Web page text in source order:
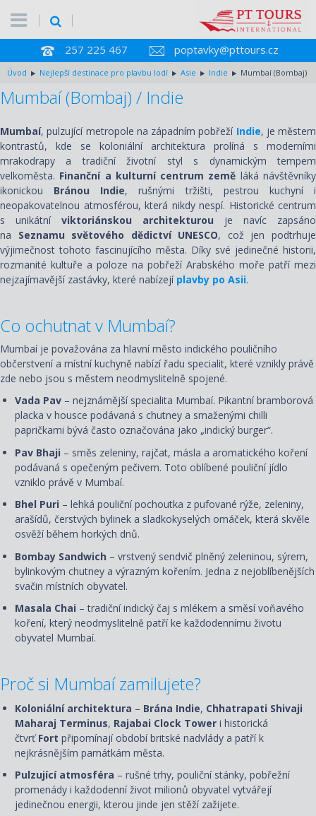
257 225 467 poptavky@pttours.cz
Úvod Nejlepší destinace pro plavbu lodí Asie Indie Mumbaí (Bombaj)
Mumbaí (Bombaj) / Indie
Mumbaí, pulzující metropole na západním pobřeží Indie, je městem
kontrastů, kde se koloniální architektura prolíná s moderními
mrakodrapy a tradiční životní styl s dynamickým tempem
velkoměsta. Finanční a kulturní centrum země láká návštěvníky
ikonickou Bránou Indie, rušnými tržišti, pestrou kuchyní i
neopakovatelnou atmosférou, která nikdy nespí. Historické centrum
s unikátní viktoriánskou architekturou je navíc zapsáno
na Seznamu světového dědictví UNESCO, což jen podtrhuje
výjimečnost tohoto fascinujícího města. Díky své jedinečné historii,
rozmanité kultuře a poloze na pobřeží Arabského moře patří mezi
nejzajímavější zastávky, které nabízejí plavby po Asii.
Co ochutnat v Mumbaí?
Mumbaí je považována za hlavní město indického pouličního
občerstvení a místní kuchyně nabízí řadu specialit, které vznikly právě
zde nebo jsou s městem neodmyslitelně spojené.
Vada Pav – nejznámější specialita Mumbaí. Pikantní bramborová
placka v housce podávaná s chutney a smaženými chilli
papričkami bývá často označována jako „indický burger“.
Pav Bhaji – směs zeleniny, rajčat, másla a aromatického koření
podávaná s opečeným pečivem. Toto oblíbené pouliční jídlo
vzniklo právě v Mumbaí.
Bhel Puri – lehká pouliční pochoutka z pufované rýže, zeleniny,
arašídů, čerstvých bylinek a sladkokyselých omáček, která skvěle
osvěží během horkých dnů.
Bombay Sandwich – vrstvený sendvič plněný zeleninou, sýrem,
bylinkovým chutney a výrazným kořením. Jedna z nejoblíbenějších
svačin místních obyvatel.
Masala Chai – tradiční indický čaj s mlékem a směsí voňavého
koření, který neodmyslitelně patří ke každodennímu životu
obyvatel Mumbaí.
Proč si Mumbaí zamilujete?
Koloniální architektura – Brána Indie, Chhatrapati Shivaji
Maharaj Terminus, Rajabai Clock Tower i historická
čtvrťFort připomínají období britské nadvlády a patří k
nejkrásnějším památkám města.
Pulzující atmosféra – rušné trhy, pouliční stánky, pobřežní
promenády i každodenní život milionů obyvatel vytvářejí
jedinečnou energii, kterou jinde jen stěží zažijete.